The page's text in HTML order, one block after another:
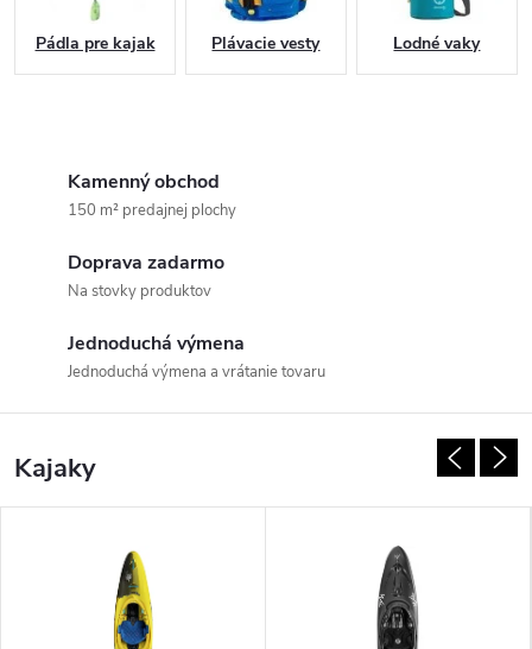
Pádla pre kajak Plávacie vesty Lodné vaky
Kamenný obchod
150 m² predajnej plochy
Doprava zadarmo
Na stovky produktov
Jednoduchá výmena
Jednoduchá výmena a vrátanie tovaru
Kajaky